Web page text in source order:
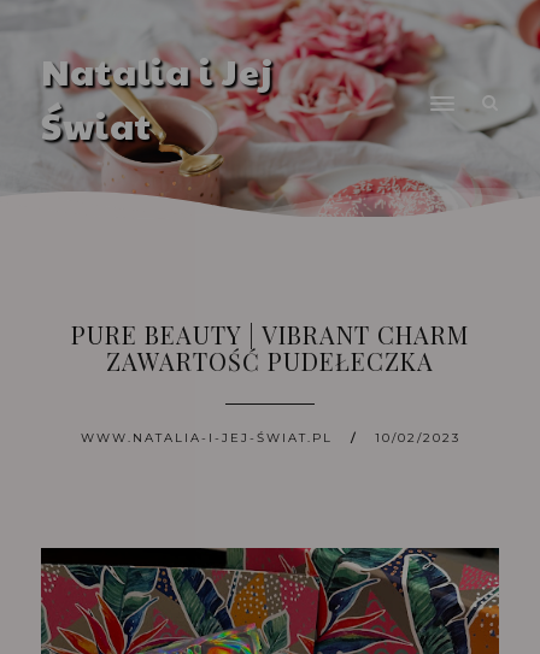
Natalia i Jej
Świat
PURE BEAUTY | VIBRANT CHARM
ZAWARTOŚĆ PUDEŁECZKA
WWW.NATALIA-I-JEJ-ŚWIAT.PL 10/02/2023